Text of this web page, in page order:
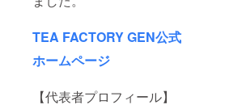
TEA FACTORY GEN公式
ホームページ
【代表者プロフィール】